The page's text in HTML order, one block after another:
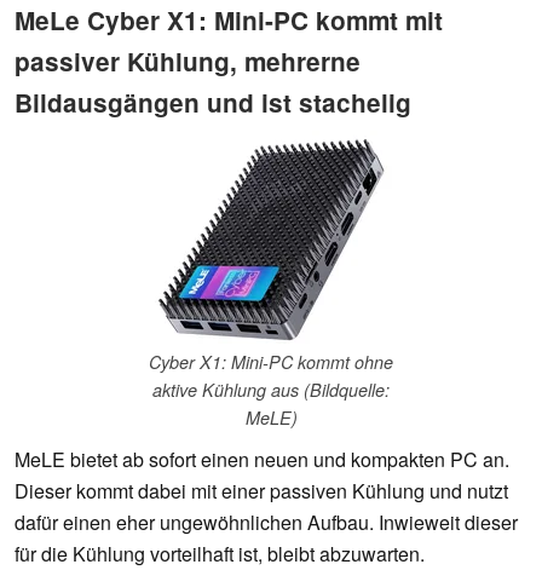
MeLe Cyber X1: Mini-PC kommt mit
passiver Kühlung, mehrerne
Bildausgängen und ist stachelig
Cyber X1: Mini-PC kommt ohne
aktive Kühlung aus (Bildquelle:
MeLE)
MeLE bietet ab sofort einen neuen und kompakten PC an.
Dieser kommt dabei mit einer passiven Kühlung und nutzt
dafür einen eher ungewöhnlichen Aufbau. Inwieweit dieser
für die Kühlung vorteilhaft ist, bleibt abzuwarten.